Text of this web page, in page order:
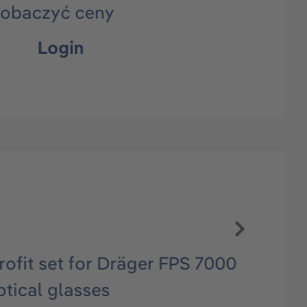
ceny
Login
set for Dräger FPS 7000
glasses